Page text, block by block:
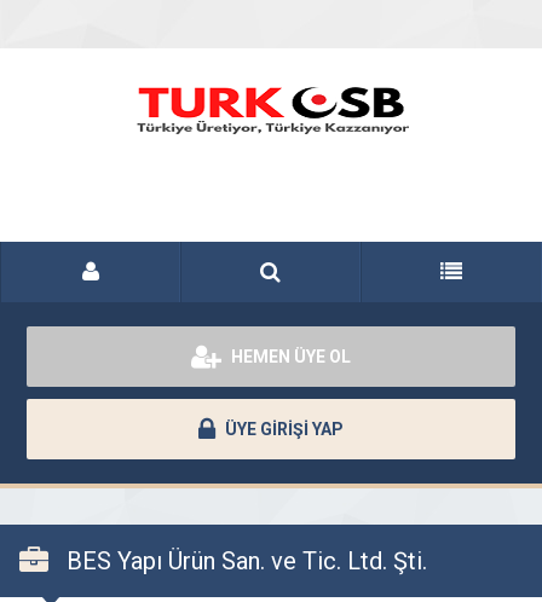
HEMEN ÜYE OL
ÜYE GİRİŞİ YAP
BES Yapı Ürün San. ve Tic. Ltd. Şti.